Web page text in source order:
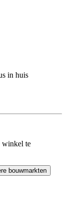
in huis
winkel te
bouwmarkten